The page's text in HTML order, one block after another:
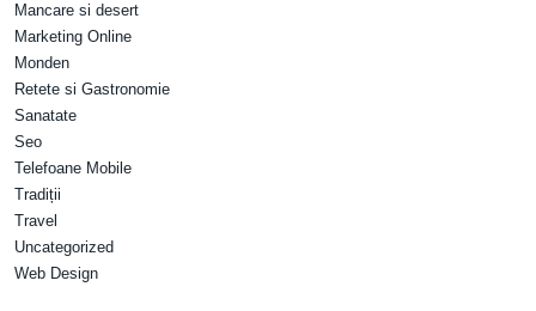
Mancare si desert
Marketing Online
Monden
Retete si Gastronomie
Sanatate
Seo
Telefoane Mobile
Tradiții
Travel
Uncategorized
Web Design